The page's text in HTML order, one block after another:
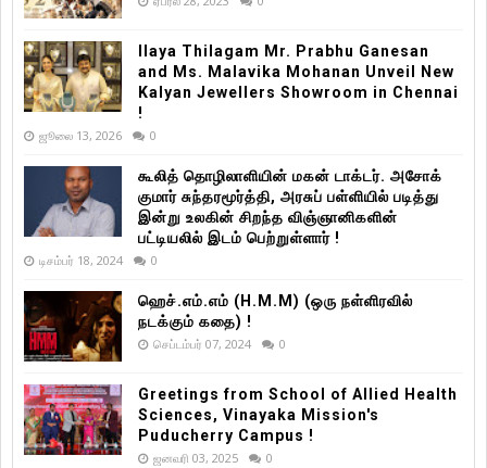
Ilaya Thilagam Mr. Prabhu Ganesan
and Ms. Malavika Mohanan Unveil New
Kalyan Jewellers Showroom in Chennai
!
ஜூலை 13, 2026 0
கூலித் தொழிலாளியின் மகன் டாக்டர். அசோக்
குமார் சுந்தரமூர்த்தி, அரசுப் பள்ளியில் படித்து
இன்று உலகின் சிறந்த விஞ்ஞானிகளின்
பட்டியலில் இடம் பெற்றுள்ளார் !
டிசம்பர் 18, 2024 0
ஹெச்.எம்.எம் (H.M.M) (ஒரு நள்ளிரவில்
நடக்கும் கதை) !
செப்டம்பர் 07, 2024 0
Greetings from School of Allied Health
Sciences, Vinayaka Mission's
Puducherry Campus !
ஜனவரி 03, 2025 0